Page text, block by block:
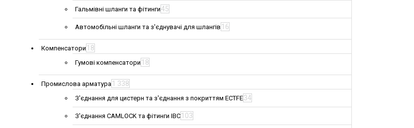
Гальмівні шланги та фітинги45
Автомобільні шланги та з'єднувачі для шлангів 16
Компенсатори 18
Гумові компенсатори 18
Промислова арматура 1 338
З'єднання для цистерн та з'єднання з покриттям ECTFE34
З'єднання CAMLOCK та фітинги IBC 103